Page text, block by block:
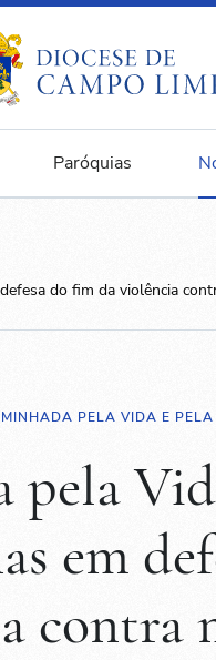
Paróquias
do fim da violência
PELA VIDA E PELA
pela
em
contra